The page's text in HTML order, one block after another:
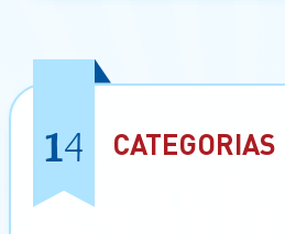
14 CATEGORIAS